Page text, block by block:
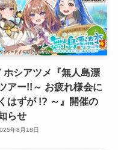
ホシアツメ『無人島漂
アー!!～ お疲れ様会に
はずが !? ～』開催の
らせ
年8月18日